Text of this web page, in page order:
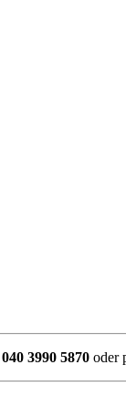
040 3990 5870 oder